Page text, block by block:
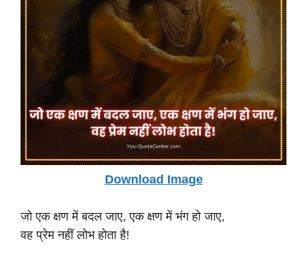
Download Image
जो एक क्षण में बदल जाए, एक क्षण में भंग हो जाए,
वह प्रेम नहीं लोभ होता है!